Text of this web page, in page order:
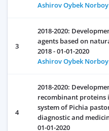
Ashirov Oybek
3
2018-2020:
agents based on
2018 - 01-01-2020
Ashirov Oybek
4
2018-2020:
recombinant proteins
system of Pichia
diagnostic and
01-01-2020